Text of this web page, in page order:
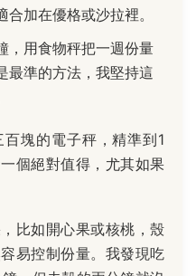
加在優格或沙拉裡。
，用食物秤把一週份量
最準的方法，我堅持這
塊的電子秤，精準到1
個絕對值得，尤其如果
比如開心果或核桃，殼
易控制份量。我發現吃